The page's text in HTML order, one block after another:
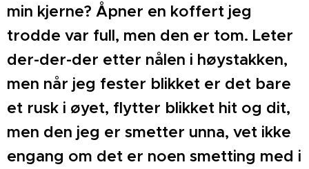
min kjerne? Åpner en koffert jeg
trodde var full, men den er tom. Leter
der-der-der etter nålen i høystakken,
men når jeg fester blikket er det bare
et rusk i øyet, flytter blikket hit og dit,
men den jeg er smetter unna, vet ikke
engang om det er noen smetting med i